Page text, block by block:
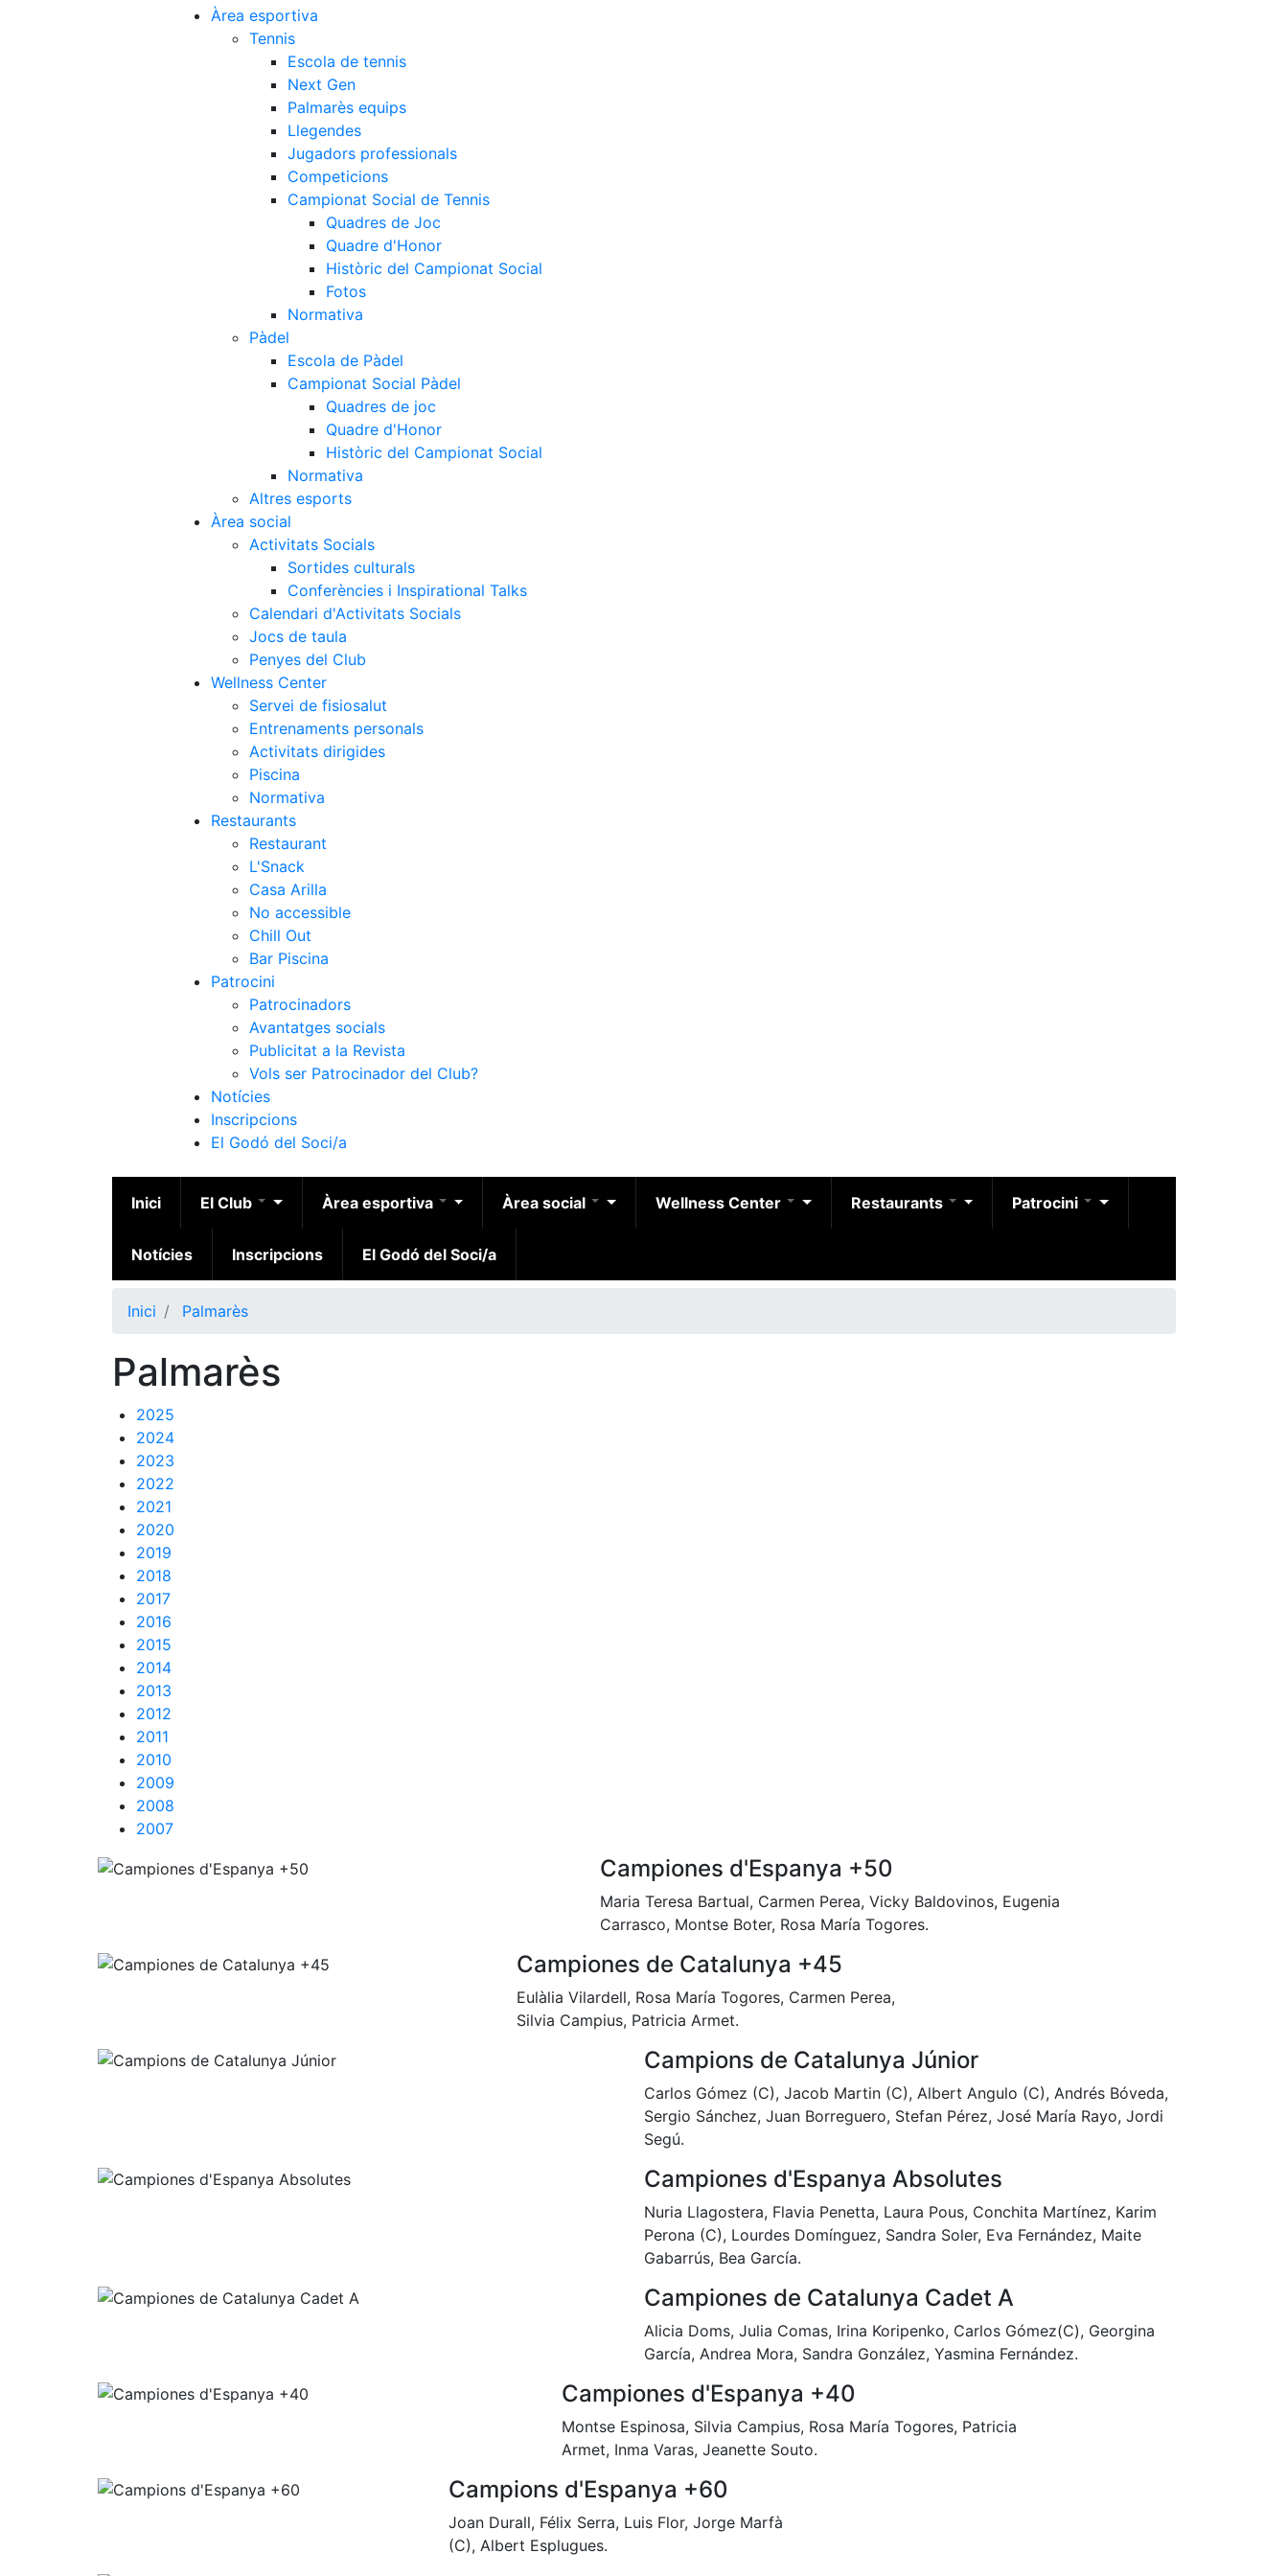
Àrea esportiva
Tennis
Escola de tennis
Next Gen
Palmarès equips
Llegendes
Jugadors professionals
Competicions
Campionat Social de Tennis
Quadres de Joc
Quadre d'Honor
Històric del Campionat Social
Fotos
Normativa
Pàdel
Escola de Pàdel
Campionat Social Pàdel
Quadres de joc
Quadre d'Honor
Històric del Campionat Social
Normativa
Altres esports
Àrea social
Activitats Socials
Sortides culturals
Conferències i Inspirational Talks
Calendari d'Activitats Socials
Jocs de taula
Penyes del Club
Wellness Center
Servei de fisiosalut
Entrenaments personals
Activitats dirigides
Piscina
Normativa
Restaurants
Restaurant
L'Snack
Casa Arilla
No accessible
Chill Out
Bar Piscina
Patrocini
Patrocinadors
Avantatges socials
Publicitat a la Revista
Vols ser Patrocinador del Club?
Notícies
Inscripcions
El Godó del Soci/a
Inici El Club Àrea esportiva Àrea social Wellness Center Restaurants Patrocini
Notícies Inscripcions El Godó del Soci/a
Inici Palmarès
Palmarès
2025
2024
2023
2022
2021
2020
2019
2018
2017
2016
2015
2014
2013
2012
2011
2010
2009
2008
2007
Campiones d'Espanya +50
Maria Teresa Bartual, Carmen Perea, Vicky Baldovinos, Eugenia
Carrasco, Montse Boter, Rosa María Togores.
Campiones de Catalunya +45
Eulàlia Vilardell, Rosa María Togores, Carmen Perea,
Silvia Campius, Patricia Armet.
Campions de Catalunya Júnior
Carlos Gómez (C), Jacob Martin (C), Albert Angulo (C), Andrés Bóveda,
Sergio Sánchez, Juan Borreguero, Stefan Pérez, José María Rayo, Jordi
Segú.
Campiones d'Espanya Absolutes
Nuria Llagostera, Flavia Penetta, Laura Pous, Conchita Martínez, Karim
Perona (C), Lourdes Domínguez, Sandra Soler, Eva Fernández, Maite
Gabarrús, Bea García.
Campiones de Catalunya Cadet A
Alicia Doms, Julia Comas, Irina Koripenko, Carlos Gómez(C), Georgina
García, Andrea Mora, Sandra González, Yasmina Fernández.
Campiones d'Espanya +40
Montse Espinosa, Silvia Campius, Rosa María Togores, Patricia
Armet, Inma Varas, Jeanette Souto.
Campions d'Espanya +60
Joan Durall, Félix Serra, Luis Flor, Jorge Marfà
(C), Albert Esplugues.